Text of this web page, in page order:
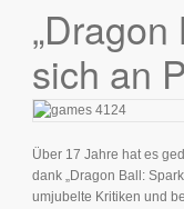
sich an
Über 17 Jahre hat es
dank „Dragon Ball:
umjubelte Kritiken und